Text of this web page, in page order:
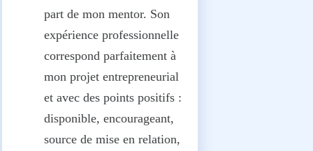
part de mon mentor. Son
expérience professionnelle
correspond parfaitement à
mon projet entrepreneurial
et avec des points positifs :
disponible, encourageant,
source de mise en relation,